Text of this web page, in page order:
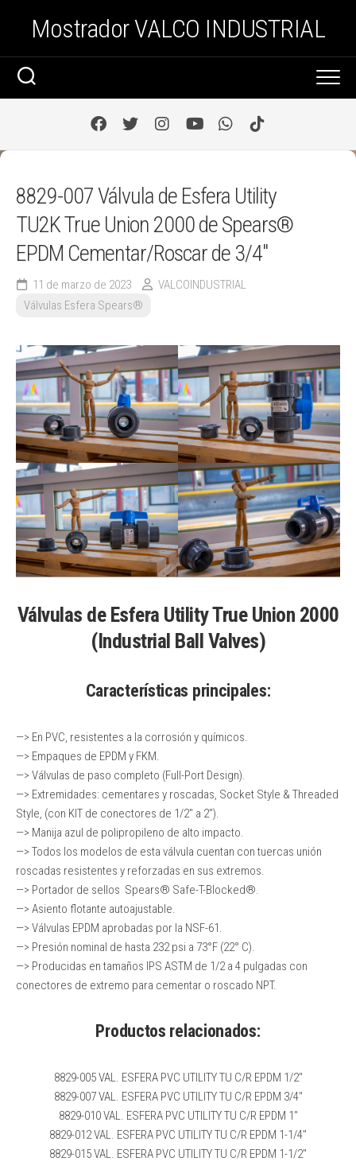
Mostrador VALCO INDUSTRIAL
8829-007 Válvula de Esfera Utility
TU2K True Union 2000 de Spears®
EPDM Cementar/Roscar de 3/4″
11 de marzo de 2023
VALCOINDUSTRIAL
Válvulas Esfera Spears®
Válvulas de Esfera Utility True Union 2000
(Industrial Ball Valves)
Características principales:
—> En PVC, resistentes a la corrosión y químicos.
—> Empaques de EPDM y FKM.
—> Válvulas de paso completo (Full-Port Design).
—> Extremidades: cementares y roscadas, Socket Style & Threaded
Style, (con KIT de conectores de 1/2″ a 2″).
—> Manija azul de polipropileno de alto impacto.
—> Todos los modelos de esta válvula cuentan con tuercas unión
roscadas resistentes y reforzadas en sus extremos.
—> Portador de sellos Spears® Safe-T-Blocked®.
—> Asiento flotante autoajustable.
—> Válvulas EPDM aprobadas por la NSF-61.
—> Presión nominal de hasta 232 psi a 73°F (22° C).
—> Producidas en tamaños IPS ASTM de 1/2 a 4 pulgadas con
conectores de extremo para cementar o roscado NPT.
Productos relacionados:
8829-005 VAL. ESFERA PVC UTILITY TU C/R EPDM 1/2″
8829-007 VAL. ESFERA PVC UTILITY TU C/R EPDM 3/4″
8829-010 VAL. ESFERA PVC UTILITY TU C/R EPDM 1″
8829-012 VAL. ESFERA PVC UTILITY TU C/R EPDM 1-1/4″
8829-015 VAL. ESFERA PVC UTILITY TU C/R EPDM 1-1/2″